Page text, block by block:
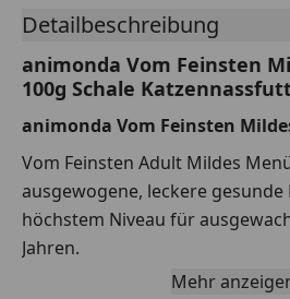
Detailbeschreibung
animonda Vom Feinsten
100g Schale
animonda Vom Feinsten
Vom Feinsten Adult Mildes
ausgewogene, leckere
höchstem Niveau für
Jahren.
Leckere RezepturenMehr